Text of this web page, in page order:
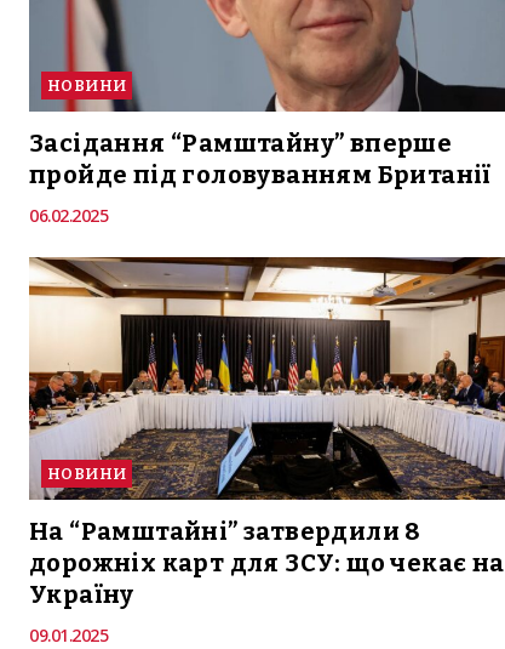
НОВИНИ
Засідання “Рамштайну” вперше
пройде під головуванням Британії
06.02.2025
НОВИНИ
На “Рамштайні” затвердили 8
дорожніх карт для ЗСУ: що чекає на
Україну
09.01.2025